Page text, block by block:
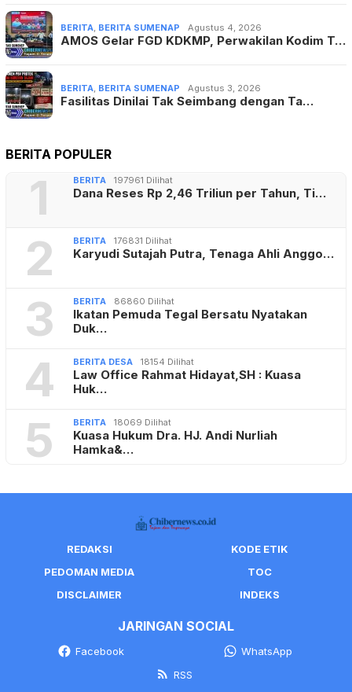
BERITA BERITA SUMENAP Agustus 4, 2026
AMOS Gelar FGD KDKMP, Perwakilan Kodim T…
BERITA BERITA SUMENAP Agustus 3, 2026
Fasilitas Dinilai Tak Seimbang dengan Ta…
BERITA POPULER
1 BERITA 197961 Dilihat
Dana Reses Rp 2,46 Triliun per Tahun, Ti…
2 BERITA 176831 Dilihat
Karyudi Sutajah Putra, Tenaga Ahli Anggo…
3 BERITA 86860 Dilihat
Ikatan Pemuda Tegal Bersatu Nyatakan
Duk…
4 BERITA DESA 18154 Dilihat
Law Office Rahmat Hidayat,SH : Kuasa
Huk…
5 BERITA 18069 Dilihat
Kuasa Hukum Dra. HJ. Andi Nurliah
Hamka&…
REDAKSI
KODE ETIK
PEDOMAN MEDIA
TOC
DISCLAIMER
INDEKS
JARINGAN SOCIAL
Facebook
WhatsApp
RSS